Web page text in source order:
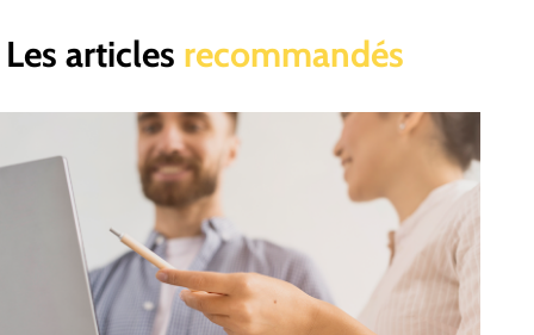
Les articles recommandés